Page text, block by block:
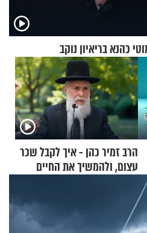
כהנא בריאיון נוקב
הרב זמיר כהן - איך לקבל שכר
עצום, ולהמשיך את החיים